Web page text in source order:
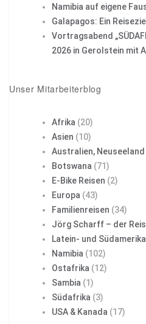
Namibia auf eigene
Galapagos: Ein
Vortragsabend
2026 in Gerolstein mit
Unser Mitarbeiterblog
Afrika (20)
Asien (10)
Australien, Neuseeland
Botswana (71)
E-Bike Reisen (2)
Europa (43)
Familienreisen (34)
Jörg Scharff – der
Latein- und Südamerika
Namibia (102)
Ostafrika (12)
Sambia (1)
Südafrika (3)
USA & Kanada (17)